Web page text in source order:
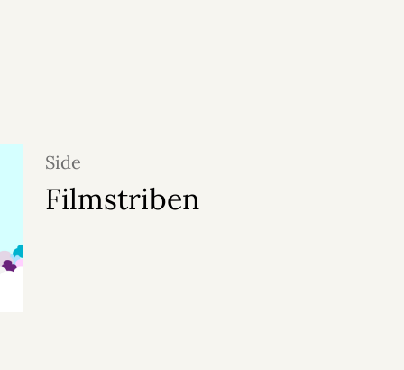
Side
Filmstriben